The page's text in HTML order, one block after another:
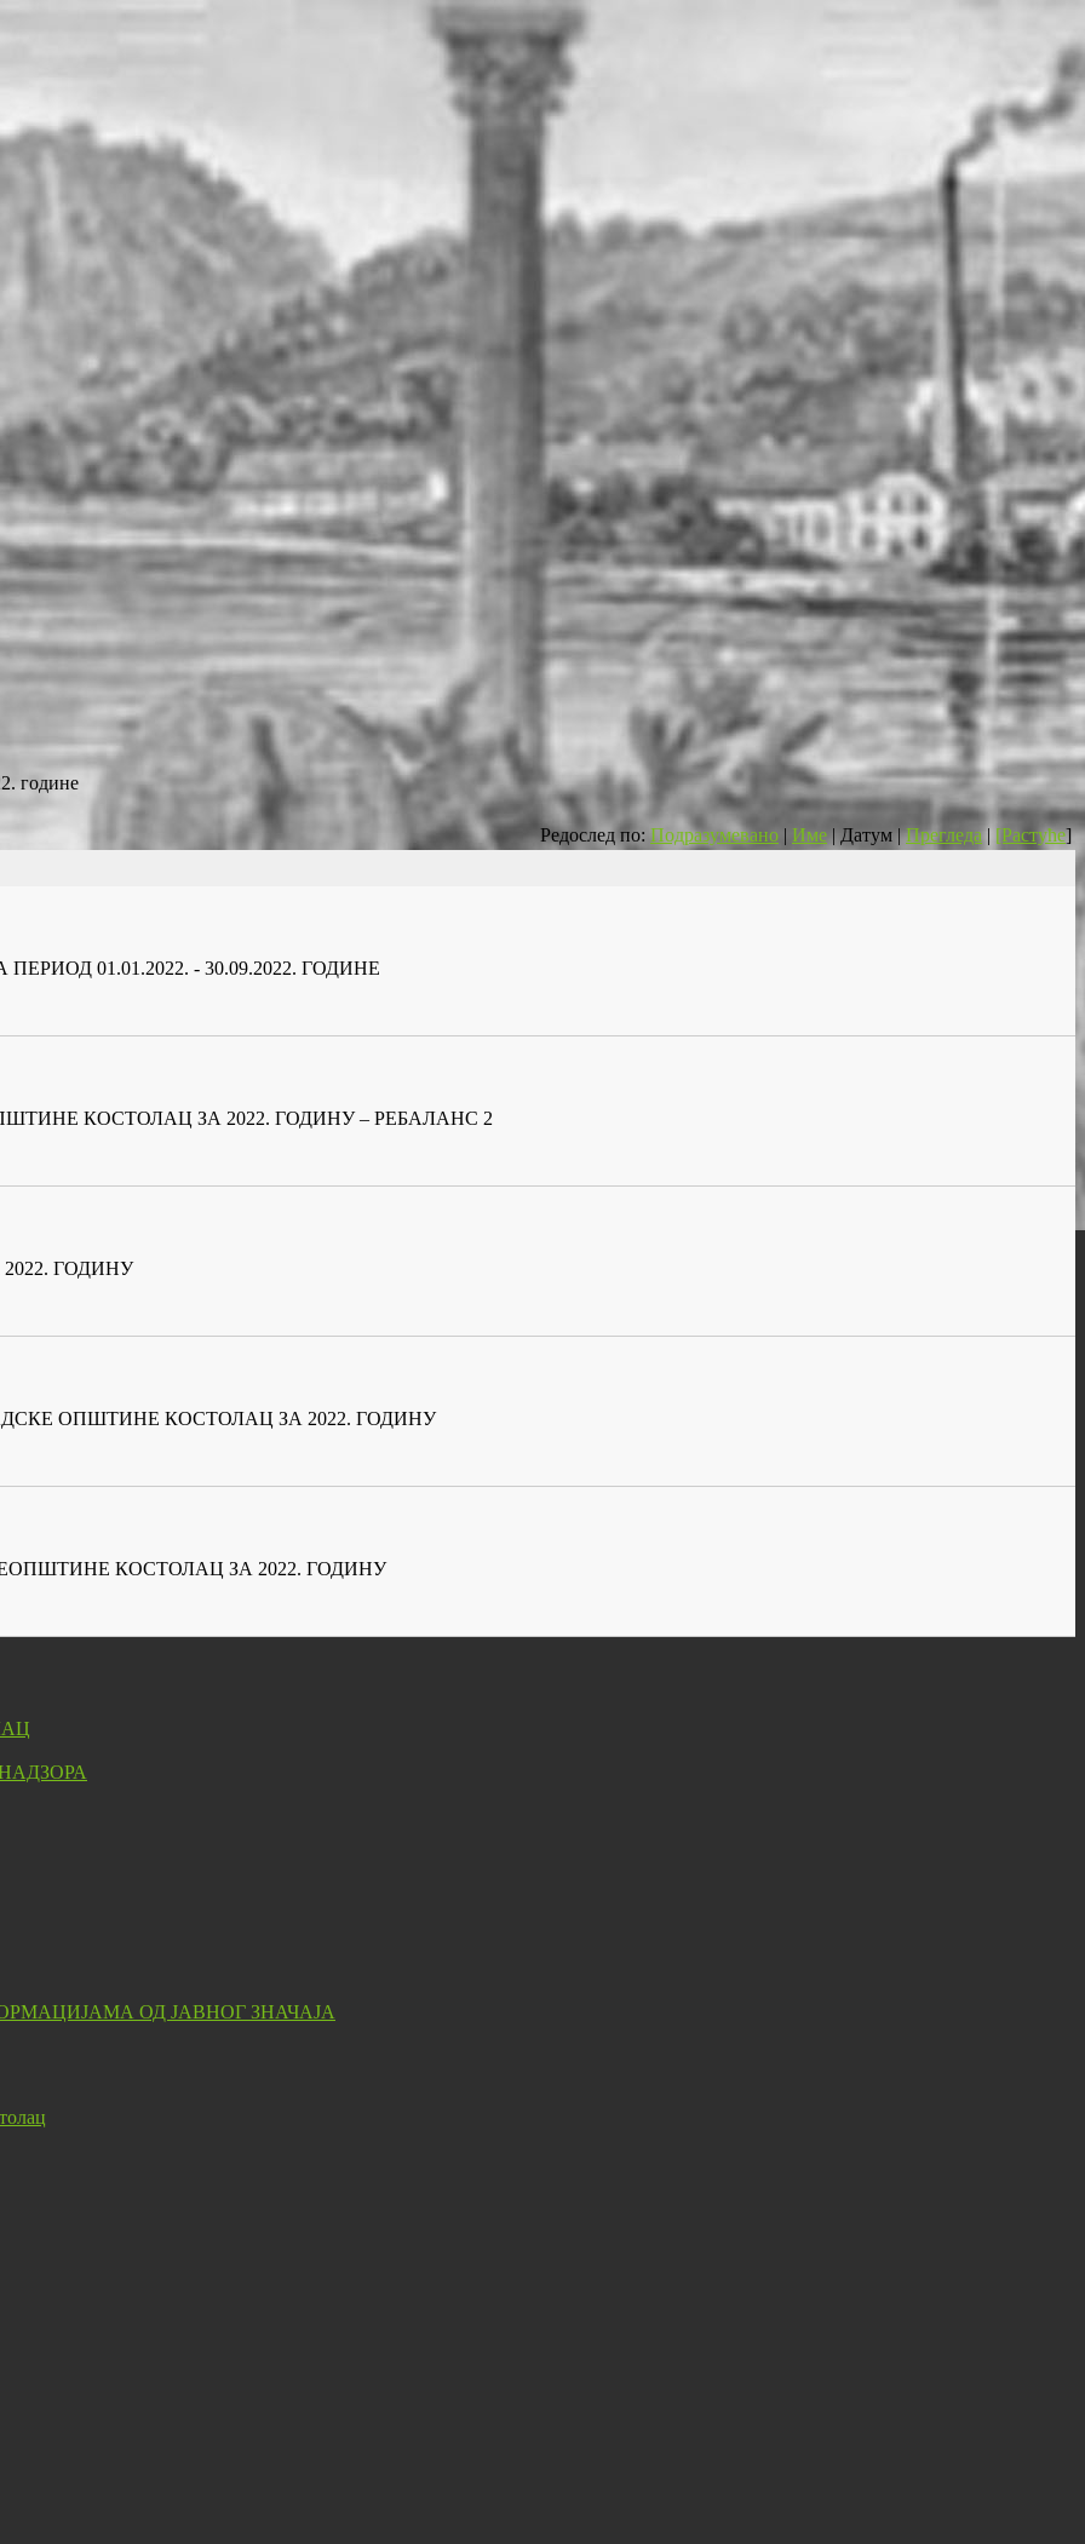
године
Редослед по: Подразумевано | Име | Датум |Прегледа | [Растуће]
01.01.2022. - 30.09.2022. ГОДИНЕ
КОСТОЛАЦ ЗА 2022. ГОДИНУ – РЕБАЛАНС 2
ГОДИНУ
ОПШТИНЕ КОСТОЛАЦ ЗА 2022. ГОДИНУ
КОСТОЛАЦ ЗА 2022. ГОДИНУ
ОД ЈАВНОГ ЗНАЧАЈА